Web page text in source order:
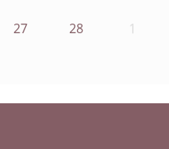
27 28 1